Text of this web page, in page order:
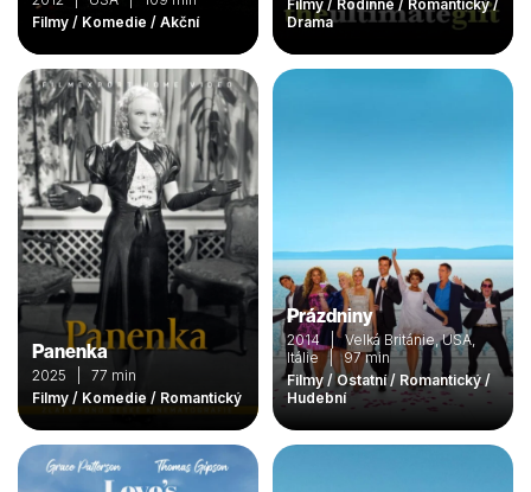
Filmy / Komedie / Akční
Filmy / Rodinné / Romantický /
Drama
Panenka
2025 | 77 min
Filmy / Komedie / Romantický
Prázdniny
2014 | Velká Británie, USA,
Itálie | 97 min
Filmy / Ostatní / Romantický /
Hudební